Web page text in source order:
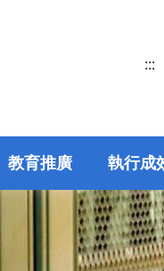
:::
教育推廣 執行成